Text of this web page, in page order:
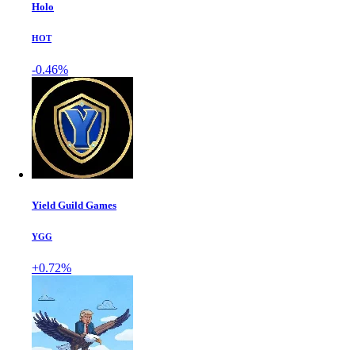
Holo
HOT
-0.46%
Yield Guild Games
YGG
+0.72%